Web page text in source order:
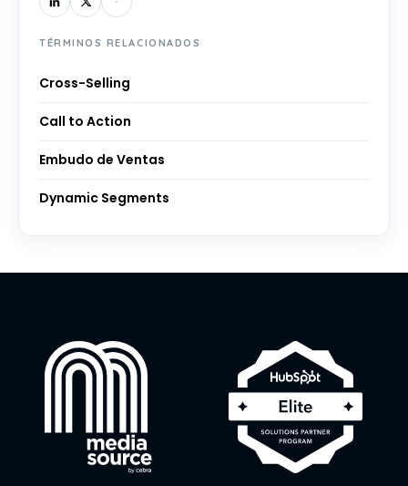
TÉRMINOS RELACIONADOS
Cross-Selling
Call to Action
Embudo de Ventas
Dynamic Segments